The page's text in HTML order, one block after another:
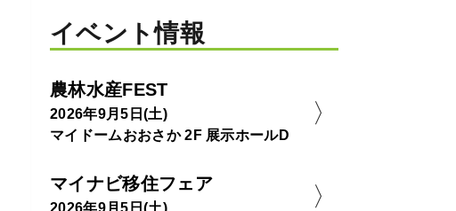
イベント情報
農林水産FEST
2026年9月5日(土)
マイドームおおさか 2F 展示ホールD
マイナビ移住フェア
2026年9月5日(土)